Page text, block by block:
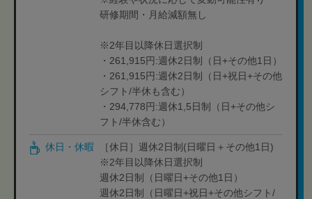
研修期間・月給減額無し
※2年目以降休日選択制
・261,915円:週休2日制（日+その他1日）
・261,915円:週休2日制（日+祝日+その他
シフト/半休も含む）
・294,778円:週休1,5日制（日+その他シ
フト/半休含む）
休日・休暇
［休日］週休2日制(日曜日＋その他1日)
※2年目以降休日選択制
週休2日制（日曜日+その他1日）
週休2日制（日曜日+祝日+その他シフト/